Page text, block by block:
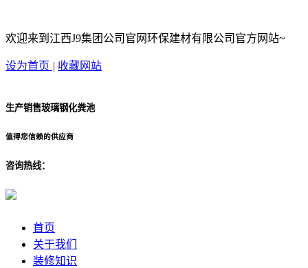
欢迎来到江西J9集团公司官网环保建材有限公司官方网站~
设为首页 | 收藏网站
生产销售玻璃钢化粪池
值得您信赖的供应商
咨询热线：
首页
关于我们
装修知识